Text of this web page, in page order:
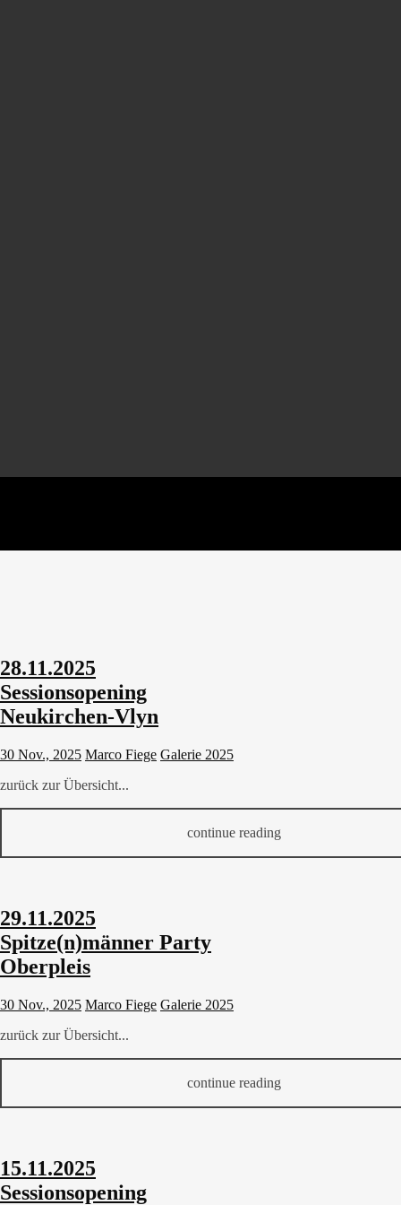
28.11.2025
Sessionsopening
Neukirchen-Vlyn
30 Nov., 2025 Marco Fiege Galerie 2025
zurück zur Übersicht...
continue reading
29.11.2025
Spitze(n)männer Party
Oberpleis
30 Nov., 2025 Marco Fiege Galerie 2025
zurück zur Übersicht...
continue reading
15.11.2025
Sessionsopening